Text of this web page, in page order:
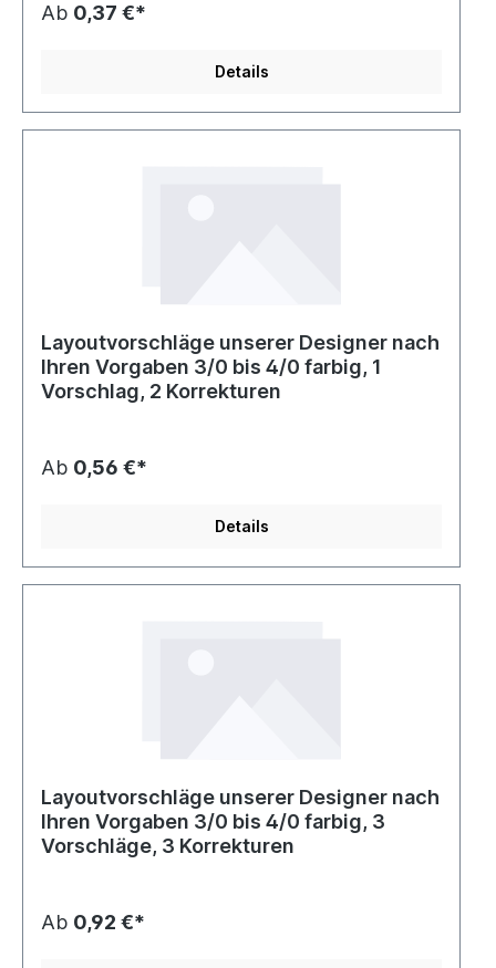
Ab 0,37 €*
Details
Layoutvorschläge unserer Designer nach
Ihren Vorgaben 3/0 bis 4/0 farbig, 1
Vorschlag, 2 Korrekturen
Ab 0,56 €*
Details
Layoutvorschläge unserer Designer nach
Ihren Vorgaben 3/0 bis 4/0 farbig, 3
Vorschläge, 3 Korrekturen
Ab 0,92 €*